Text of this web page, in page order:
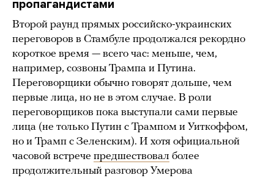
пропагандистами
Второй раунд прямых российско-украинских
переговоров в Стамбуле продолжался рекордно
короткое время — всего час: меньше, чем,
например, созвоны Трампа и Путина.
Переговорщики обычно говорят дольше, чем
первые лица, но не в этом случае. В роли
переговорщиков пока выступали сами первые
лица (не только Путин с Трампом и Уиткоффом,
но и Трамп с Зеленским). И хотя официальной
часовой встрече предшествовал более
продолжительный разговор Умерова